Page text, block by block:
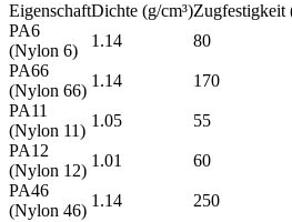
EigenschaftDichte (g/cm³)Zugfestigkeit
PA6
(Nylon 6)
1.14 80
PA66
(Nylon 66)
1.14 170
PA11
(Nylon 11)
1.05 55
PA12
(Nylon 12)
1.01 60
PA46
(Nylon 46)
1.14 250